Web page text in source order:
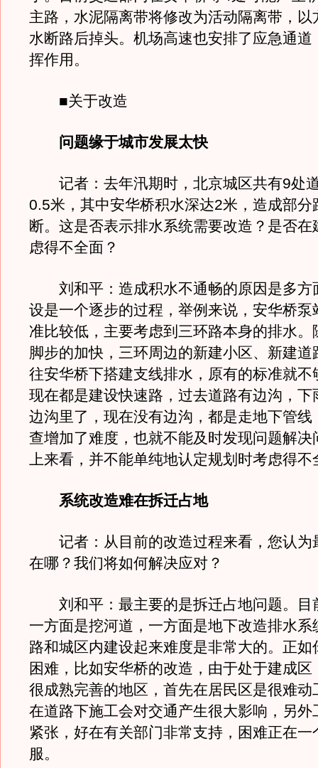
主路，水泥隔离带将修改为活动隔离带，以
水断路后掉头。机场高速也安排了应急通道
挥作用。
■关于改造
问题缘于城市发展太快
记者：去年汛期时，北京城区共有9处
0.5米，其中安华桥积水深达2米，造成部分
断。这是否表示排水系统需要改造？是否在
虑得不全面？
刘和平：造成积水不通畅的原因是多方
设是一个逐步的过程，举例来说，安华桥泵
准比较低，主要考虑到三环路本身的排水。
脚步的加快，三环周边的新建小区、新建道
往安华桥下搭建支线排水，原有的标准就不
现在都是建设快速路，过去道路有边沟，下
边沟里了，现在没有边沟，都是走地下管线
查增加了难度，也就不能及时发现问题解决
上来看，并不能单纯地认定规划时考虑得不
系统改造难在拆迁占地
记者：从目前的改造过程来看，您认为
在哪？我们将如何解决应对？
刘和平：最主要的是拆迁占地问题。目
一方面是挖河道，一方面是地下改造排水系
路和城区内建设起来难度是非常大的。正如
困难，比如安华桥的改造，由于处于建成区
很成熟完善的地区，首先在居民区是很难动
在道路下施工会对交通产生很大影响，另外
紧张，好在有关部门非常支持，困难正在一
服。